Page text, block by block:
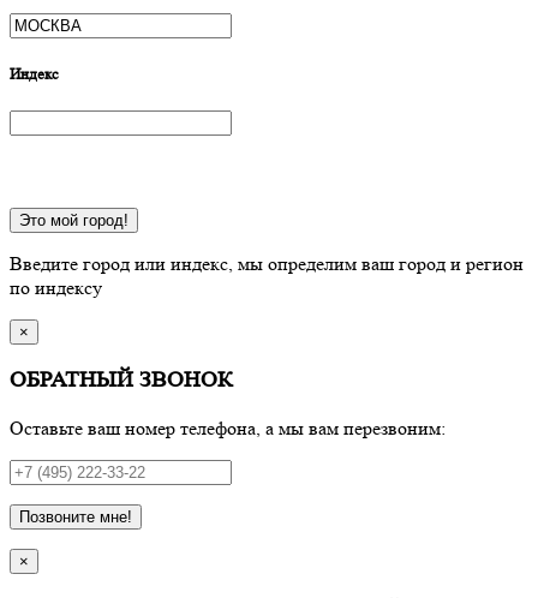
Индекс
Это мой город!
Введите город или индекс, мы определим ваш город и регион
по индексу
×
ОБРАТНЫЙ ЗВОНОК
Оставьте ваш номер телефона, а мы вам перезвоним:
Позвоните мне!
×